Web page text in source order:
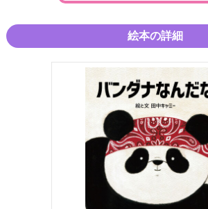
絵本の詳細